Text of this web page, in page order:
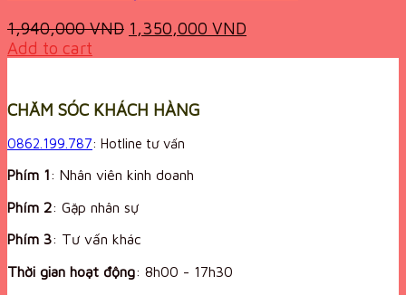
1,940,000VND Original
1,350,000 VND
Add to cart
CHĂM SÓC KHÁCH HÀNG
0862.199.787: Hotline tư vấn
Phím 1: Nhân viên kinh doanh
Phím 2: Gặp nhân sự
Phím 3: Tư vấn khác
Thời gian hoạt động: 8h00 - 17h30